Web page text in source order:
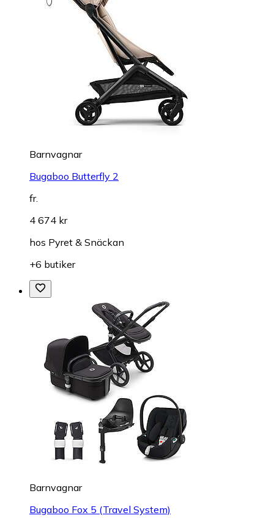
Barnvagnar
Bugaboo Butterfly 2
fr.
4 674 kr
hos Pyret & Snäckan
+6 butiker
Barnvagnar
Bugaboo Fox 5 (Travel System)